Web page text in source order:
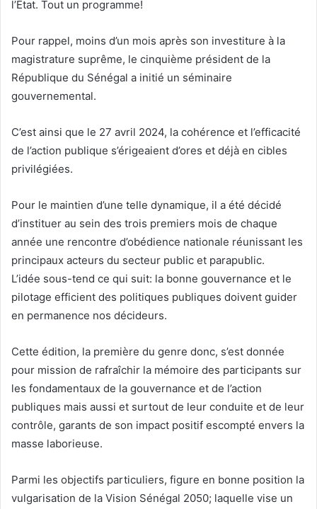
l’État. Tout un programme!
Pour rappel, moins d’un mois après son investiture à la
magistrature suprême, le cinquième président de la
République du Sénégal a initié un séminaire
gouvernemental.
C’est ainsi que le 27 avril 2024, la cohérence et l’efficacité
de l’action publique s’érigeaient d’ores et déjà en cibles
privilégiées.
Pour le maintien d’une telle dynamique, il a été décidé
d’instituer au sein des trois premiers mois de chaque
année une rencontre d’obédience nationale réunissant les
principaux acteurs du secteur public et parapublic.
L’idée sous-tend ce qui suit: la bonne gouvernance et le
pilotage efficient des politiques publiques doivent guider
en permanence nos décideurs.
Cette édition, la première du genre donc, s’est donnée
pour mission de rafraîchir la mémoire des participants sur
les fondamentaux de la gouvernance et de l’action
publiques mais aussi et surtout de leur conduite et de leur
contrôle, garants de son impact positif escompté envers la
masse laborieuse.
Parmi les objectifs particuliers, figure en bonne position la
vulgarisation de la Vision Sénégal 2050; laquelle vise un